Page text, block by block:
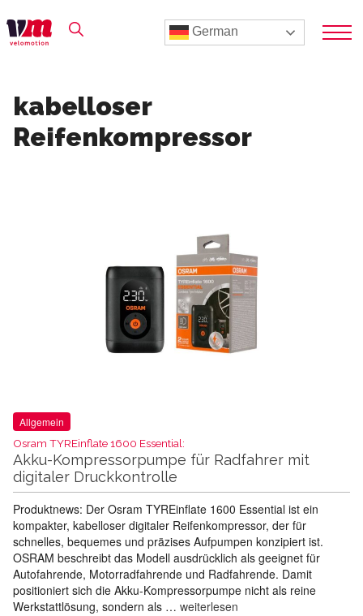
German
kabelloser
Reifenkompressor
Allgemein
Osram TYREinflate 1600 Essential:
Akku-Kompressorpumpe für Radfahrer mit
digitaler Druckkontrolle
Produktnews: Der Osram TYREinflate 1600 Essential ist ein
kompakter, kabelloser digitaler Reifenkompressor, der für
schnelles, bequemes und präzises Aufpumpen konzipiert ist.
OSRAM beschreibt das Modell ausdrücklich als geeignet für
Autofahrende, Motorradfahrende und Radfahrende. Damit
positioniert sich die Akku-Kompressorpumpe nicht als reine
Werkstattlösung, sondern als … weiterlesen